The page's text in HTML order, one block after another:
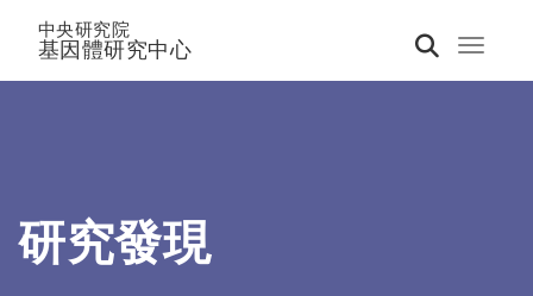
Toggle
中央研究院
基因體研究中心
研究發現